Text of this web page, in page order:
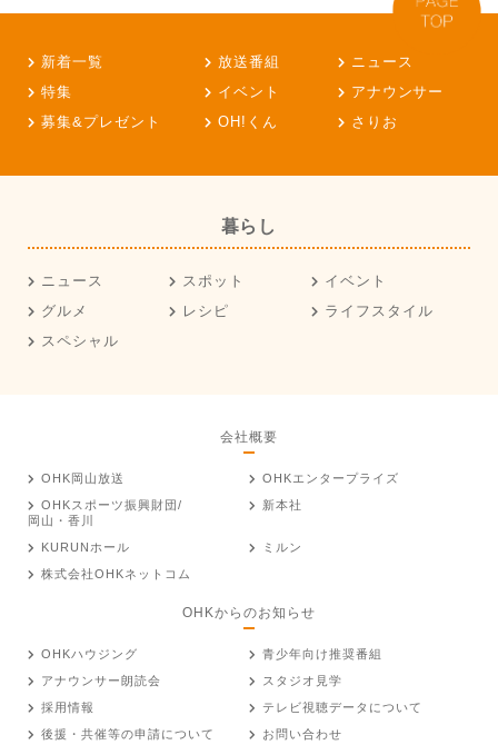
新着一覧 放送番組
ニュース
特集
イベント
アナウンサー
募集&プレゼント
OH!くん さりお
暮らし
ニュース スポット
イベント
グルメ
レシピ
ライフスタイル
スペシャル
会社概要
OHK岡山放送
OHKエンタープライズ
OHKスポーツ振興財団/
岡山・香川
新本社
KURUNホール
ミルン
株式会社OHKネットコム
OHKからのお知らせ
OHKハウジング
青少年向け推奨番組
アナウンサー朗読会
スタジオ見学
採用情報
テレビ視聴データについて
後援・共催等の申請について
お問い合わせ